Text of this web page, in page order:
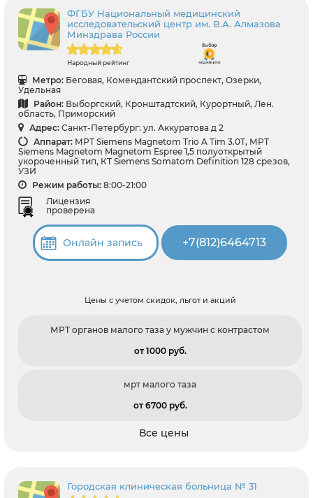
ФГБУ Национальный медицинский
исследовательский центр им. В.А. Алмазова
Минздрава России
Народный рейтинг
Метро: Беговая, Комендантский проспект, Озерки,
Удельная
Район: Выборгский, Кронштадтский, Курортный, Лен.
область, Приморский
Адрес: Санкт-Петербург: ул. Аккуратова д 2
Аппарат: МРТ Siemens Magnetom Trio A Tim 3.0Т, МРТ
Siemens Magnetom Magnetom Espree 1,5 полуоткрытый
укороченный тип, КТ Siemens Somatom Definition 128 срезов,
УЗИ
Режим работы: 8:00-21:00
Лицензия
проверена
Онлайн запись +7(812)6464713
Цены с учетом скидок, льгот и акций
МРТ органов малого таза у мужчин с контрастом
от 1000 pуб.
мрт малого таза
от 6700 pуб.
Все цены
Городская клиническая больница № 31